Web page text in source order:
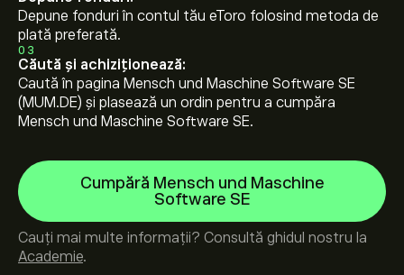
Depune fonduri în contul tău eToro folosind metoda de
plată preferată.
03
Căută și achiziționează:
Caută în pagina Mensch und Maschine Software SE
(MUM.DE) și plasează un ordin pentru a cumpăra
Mensch und Maschine Software SE.
Cumpără Mensch und Maschine
Software SE
Cauți mai multe informații? Consultă ghidul nostru la
Academie.